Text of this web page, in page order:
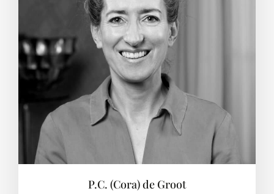
P.C. (Cora) de Groot